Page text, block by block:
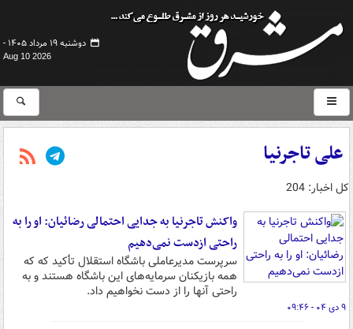
دوشنبه ۱۹ مرداد ۱۴۰۵ -
Aug 10 2026
علی تاجرنیا
کل اخبار: 204
واکنش تاجرنیا به جدایی احتمالی رضائیان: او را به
راحتی ازدست نمی‌دهیم
سرپرست مدیرعاملی باشگاه استقلال تأکید که که
همه بازیکنان سرمایه‌های این باشگاه هستند و به
راحتی آنها را از دست نخواهیم داد.
۹ دی ۰۴ - ۰۹:۴۶